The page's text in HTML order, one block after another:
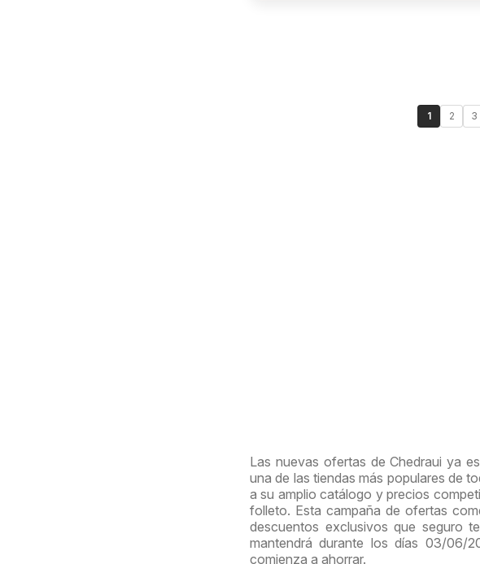
1 2 3
Las nuevas ofertas de Chedraui ya
una de las tiendas más populares de
a su amplio catálogo y precios
folleto. Esta campaña de ofertas
descuentos exclusivos que seguro
mantendrá durante los días 03/06/
comienza a ahorrar.